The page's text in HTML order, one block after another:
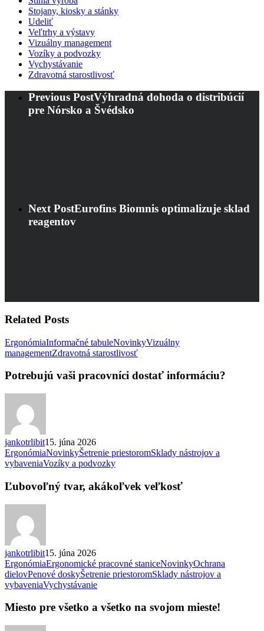
Stojany, kiosky a stánky
Udeliť
Veľtrhy a výstavy
Vizuálny management
Vozíky a podvozky
Vychystávanie
Zdravotná starostlivosť
Previous PostVýhradná dohoda o distribúcií
pre Nórsko a Švédsko
Next PostEurofins Biomnis optimalizuje sklad
reagentov
Related Posts
ErgonómiaInformačné tabuleNovinkyVizuálny
managementZdravotná starostlivosťPotrebujú
pracovníci
Potrebujú vaši pracovníci dostať informáciu?
jankotrlibit15. júna 2026
ErgonómiaNovinkyŠetrenie priestoromSklady nástrojov a
vybaveniaVozíky a podvozkyĽubovoľný
akákoľvek
Ľubovoľný tvar, akákoľvek veľkosť
jankotrlibit15. júna 2026
ErgonómiaErgonomické pracovné staniceNovinkyOchrana
dielovPenové doskyŠetrenie priestoromSklady nástrojov a
vybaveniaVychystávanieMiesto
všetko
Miesto pre všetko a všetko na svojom mieste!